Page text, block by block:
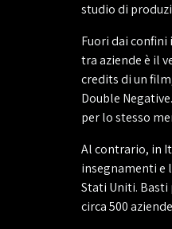
studio di
Fuori dai
tra aziende è il
credits di un
Double
per lo stesso
Al contrario, in
insegnamenti e
Stati Uniti. Basti
circa 500